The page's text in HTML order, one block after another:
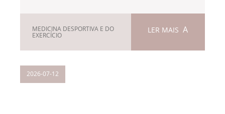
MEDICINA DESPORTIVA E DO
EXERCÍCIO
LER MAIS
2026-07-12